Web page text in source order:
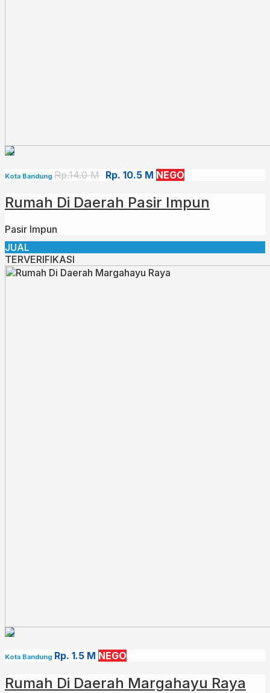
Kota Bandung Rp.14.0 M Rp. 10.5 M NEGO
Rumah Di Daerah Pasir Impun
Pasir Impun
JUAL
TERVERIFIKASI
Kota Bandung Rp. 1.5 M NEGO
Rumah Di Daerah Margahayu Raya